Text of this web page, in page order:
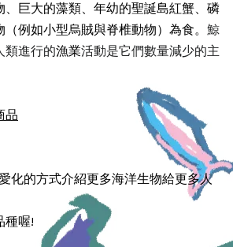
、巨大的藻類、年幼的聖誕島紅蟹、磷
例如小型烏賊與脊椎動物）為食。 鯨
類進行的漁業活動是它們數量減少的主
品
化的方式介紹更多海洋生物給更多人
種喔!